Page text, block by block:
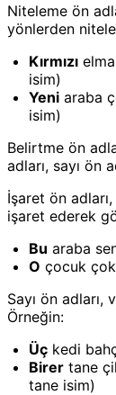
Niteleme ön
yönlerden
Kırmızı
isim)
Yeni araba
isim)
Belirtme ön
adları, sayı ön
İşaret ön
işaret ederek
Bu araba
O çocuk çok
Sayı ön adları,
Örneğin:
Üç kedi
Birer tane
tane isim)